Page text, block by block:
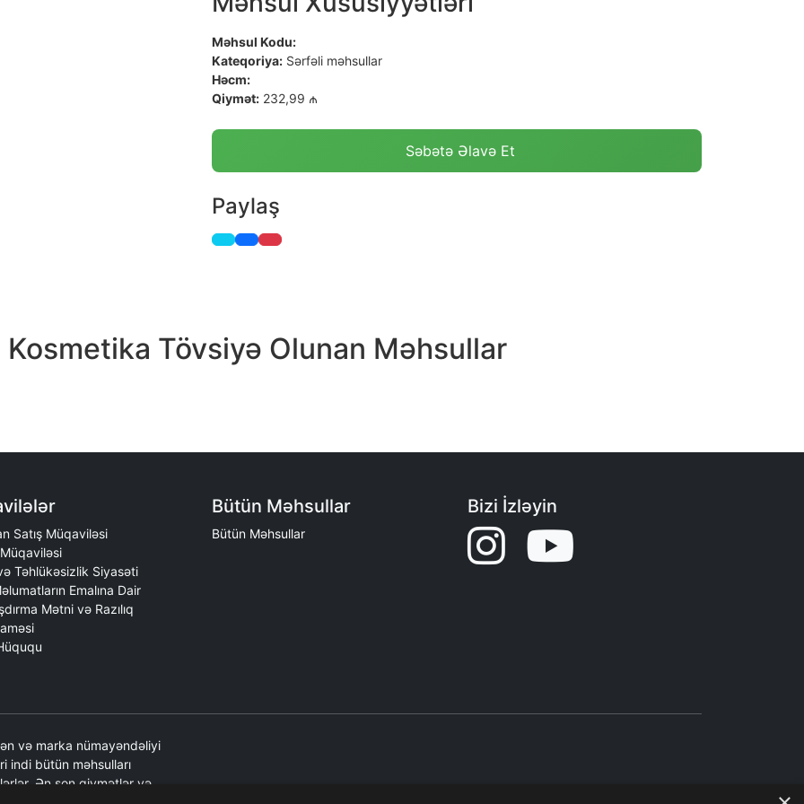
Məhsul Kodu:
Kateqoriya: Sərfəli məhsullar
Həcm:
Qiymət: 232,99 ₼
Səbətə Əlavə Et
Paylaş
Kosmetika Tövsiyə Olunan Məhsullar
Satış Müqaviləsi
Təhlükəsizlik Siyasəti
Emalına Dair
Mətni və Razılıq
Bütün Məhsullar
Bütün Məhsullar
Bizi İzləyin
və marka nümayəndəliyi
indi bütün məhsulları
Ən son qiymətlər və